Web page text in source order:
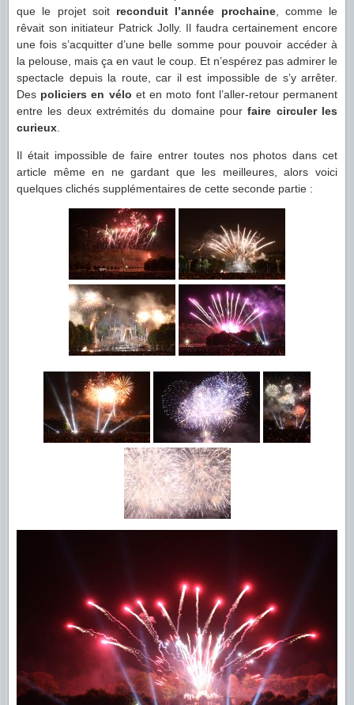
que le projet soit reconduit l’année prochaine, comme le
rêvait son initiateur Patrick Jolly. Il faudra certainement encore
une fois s’acquitter d’une belle somme pour pouvoir accéder à
la pelouse, mais ça en vaut le coup. Et n’espérez pas admirer le
spectacle depuis la route, car il est impossible de s’y arrêter.
Des policiers en vélo et en moto font l’aller-retour permanent
entre les deux extrémités du domaine pourfaire circuler les
curieux.
Il était impossible de faire entrer toutes nos photos dans cet
article même en ne gardant que les meilleures, alors voici
quelques clichés supplémentaires de cette seconde partie :